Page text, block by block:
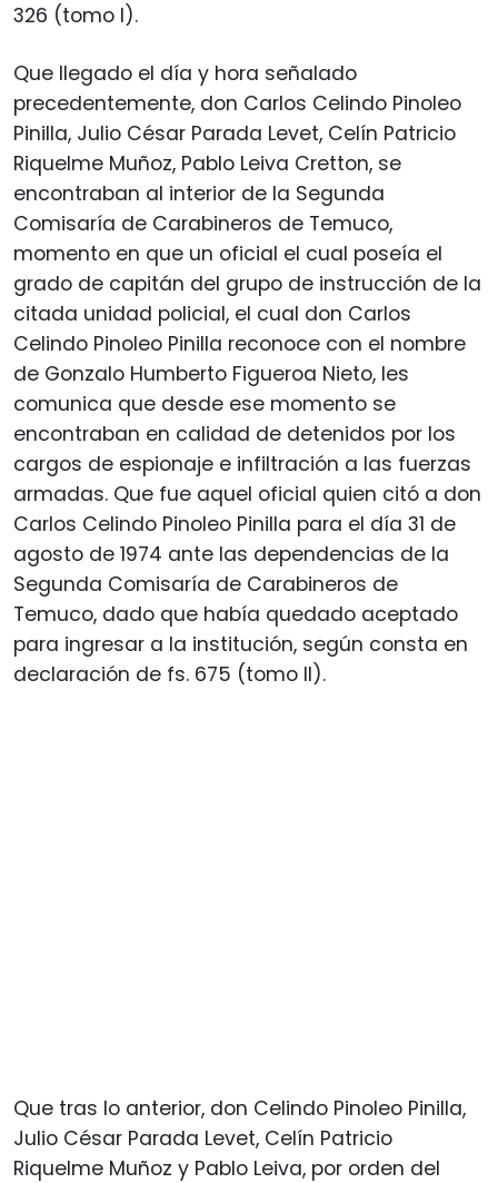
326 (tomo I).
Que llegado el día y hora señalado
precedentemente, don Carlos Celindo Pinoleo
Pinilla, Julio César Parada Levet, Celín Patricio
Riquelme Muñoz, Pablo Leiva Cretton, se
encontraban al interior de la Segunda
Comisaría de Carabineros de Temuco,
momento en que un oficial el cual poseía el
grado de capitán del grupo de instrucción de la
citada unidad policial, el cual don Carlos
Celindo Pinoleo Pinilla reconoce con el nombre
de Gonzalo Humberto Figueroa Nieto, les
comunica que desde ese momento se
encontraban en calidad de detenidos por los
cargos de espionaje e infiltración a las fuerzas
armadas. Que fue aquel oficial quien citó a don
Carlos Celindo Pinoleo Pinilla para el día 31 de
agosto de 1974 ante las dependencias de la
Segunda Comisaría de Carabineros de
Temuco, dado que había quedado aceptado
para ingresar a la institución, según consta en
declaración de fs. 675 (tomo II).
Que tras lo anterior, don Celindo Pinoleo Pinilla,
Julio César Parada Levet, Celín Patricio
Riquelme Muñoz y Pablo Leiva, por orden del